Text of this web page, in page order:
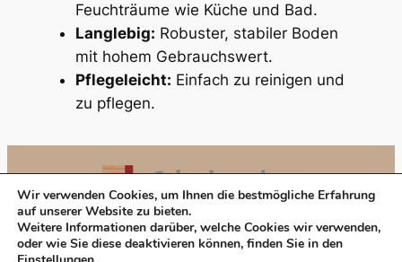
Feuchträume wie Küche und Bad.
Langlebig: Robuster, stabiler Boden
mit hohem Gebrauchswert.
Pflegeleicht: Einfach zu reinigen und
zu pflegen.
Wir verwenden Cookies, um Ihnen die bestmögliche Erfahrung
auf unserer Website zu bieten.
Weitere Informationen darüber, welche Cookies wir verwenden,
oder wie Sie diese deaktivieren können, finden Sie in den